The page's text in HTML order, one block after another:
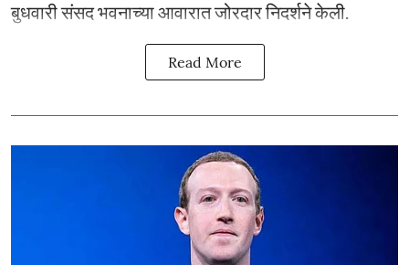
बुधवारी संसद भवनाच्या आवारात जोरदार निदर्शने केली.
Read More